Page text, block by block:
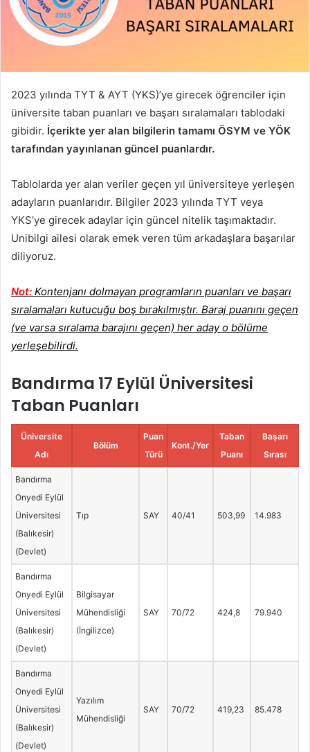
2023 yılında TYT & AYT (YKS)’ye girecek öğrenciler için
üniversite taban puanları ve başarı sıralamaları tablodaki
gibidir. İçerikte yer alan bilgilerin tamamı ÖSYM ve YÖK
tarafından yayınlanan güncel puanlardır.
Tablolarda yer alan veriler geçen yıl üniversiteye yerleşen
adayların puanlarıdır. Bilgiler 2023 yılında TYT veya
YKS’ye girecek adaylar için güncel nitelik taşımaktadır.
Unibilgi ailesi olarak emek veren tüm arkadaşlara başarılar
diliyoruz.
Not: Kontenjanı dolmayan programların puanları ve başarı
sıralamaları kutucuğu boş bırakılmıştır. Baraj puanını geçen
(ve varsa sıralama barajını geçen) her aday o bölüme
yerleşebilirdi.
Bandırma 17 Eylül Üniversitesi
Taban Puanları
Üniversite
Adı
Bölüm
Puan
Türü
Kont./Yer
Taban
Puanı
Başarı
Sırası
Bandırma
Onyedi Eylül
Üniversitesi
(Balıkesir)
(Devlet)
Tıp SAY 40/41 503,99 14.983
Bandırma
Onyedi Eylül
Üniversitesi
(Balıkesir)
(Devlet)
Bilgisayar
Mühendisliği
(İngilizce)
SAY 70/72 424,8 79.940
Bandırma
Onyedi Eylül
Üniversitesi
(Balıkesir)
(Devlet)
Yazılım
Mühendisliği
SAY 70/72 419,23 85.478